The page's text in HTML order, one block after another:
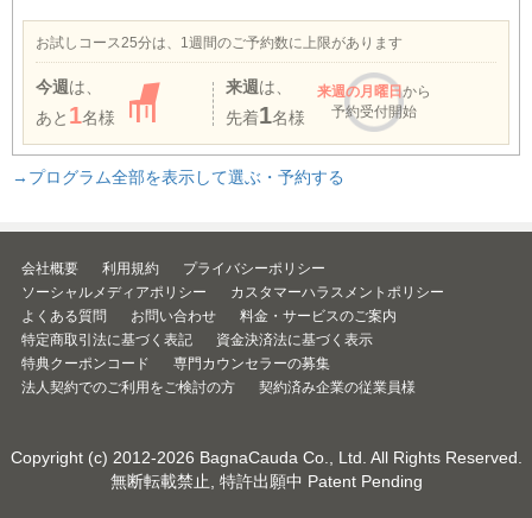
お試しコース25分は、1週間のご予約数に上限があります
今週 は、
あと 1名様
来週 は、
先着1名様
来週の月曜日から
予約受付開始
→プログラム全部を表示して選ぶ・予約する
会社概要 利用規約
プライバシーポリシー
ソーシャルメディアポリシー
カスタマーハラスメントポリシー
よくある質問
お問い合わせ
料金・サービスのご案内
特定商取引法に基づく表記
資金決済法に基づく表示
特典クーポンコード
専門カウンセラーの募集
法人契約でのご利用をご検討の方
契約済み企業の従業員様
Copyright (c) 2012-2026 BagnaCauda Co., Ltd. All Rights Reserved.
無断転載禁止, 特許出願中 Patent Pending